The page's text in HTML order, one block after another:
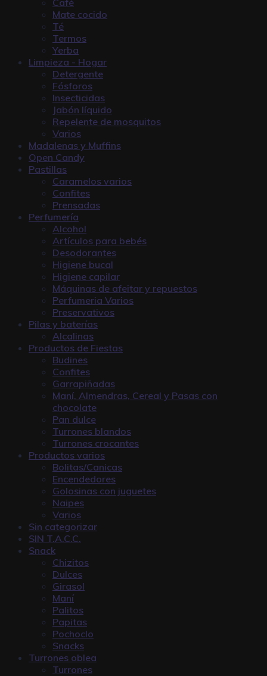
Mate cocido
Té
Termos
Yerba
Limpieza - Hogar
Detergente
Fósforos
Insecticidas
Jabón líquido
Repelente de mosquitos
Varios
Madalenas y Muffins
Open Candy
Pastillas
Caramelos varios
Confites
Prensadas
Perfumería
Alcohol
Artículos para bebés
Desodorantes
Higiene bucal
Higiene capilar
Máquinas de afeitar y repuestos
Perfumeria Varios
Preservativos
Pilas y baterías
Alcalinas
Productos de Fiestas
Budines
Confites
Garrapiñadas
Maní, Almendras, Cereal y Pasas con
chocolate
Pan dulce
Turrones blandos
Turrones crocantes
Productos varios
Bolitas/Canicas
Encendedores
Golosinas con juguetes
Naipes
Varios
Sin categorizar
SIN T.A.C.C.
Snack
Chizitos
Dulces
Girasol
Maní
Palitos
Papitas
Pochoclo
Snacks
Turrones oblea
Turrones